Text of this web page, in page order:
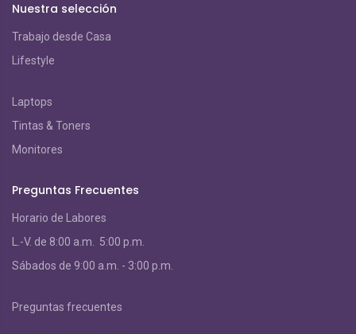
Nuestra selección
Trabajo desde Casa
Lifestyle
Laptops
Tintas & Toners
Monitores
Preguntas Frecuentes
Horario de Labores
L.-V. de 8:00 a.m. 5:00 p.m.
Sábados de 9:00 a.m. - 3:00 p.m.
Preguntas frecuentes